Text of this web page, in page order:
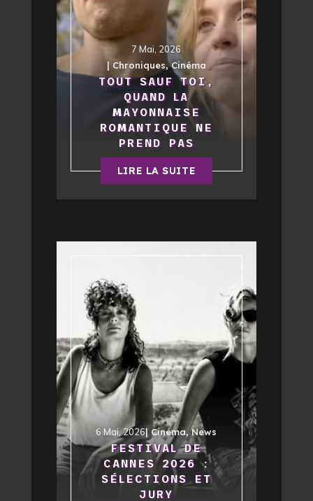
7 Mai, 2026
|Chroniques,Cinéma
TOUT SAUF TOI,
QUAND LA
MAYONNAISE
ROMANTIQUE NE
PREND PAS
LIRE LA SUITE
6 Mai, 2026| Cinéma,News
FESTIVAL DE
CANNES 2026 :
SÉLECTIONS ET
JURY